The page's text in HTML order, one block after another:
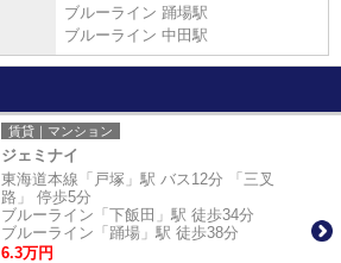
ブルーライン 踊場駅
ブルーライン 中田駅
賃貸｜マンション
ジェミナイ
東海道本線「戸塚」駅 バス12分 「三叉
路」 停歩5分
ブルーライン「下飯田」駅 徒歩34分
ブルーライン「踊場」駅 徒歩38分
6.3万円